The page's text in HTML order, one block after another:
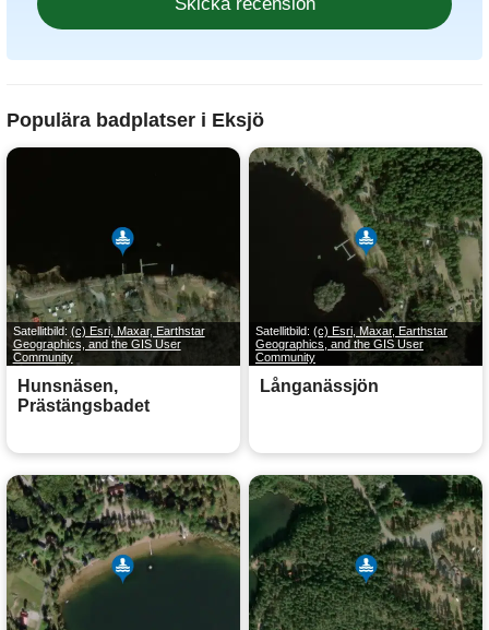
Populära badplatser i Eksjö
Satellitbild: (c) Esri, Maxar, Earthstar
Geographics, and the GIS User
Community
Hunsnäsen,
Prästängsbadet
Satellitbild: (c) Esri, Maxar, Earthstar
Geographics, and the GIS User
Community
Långanässjön